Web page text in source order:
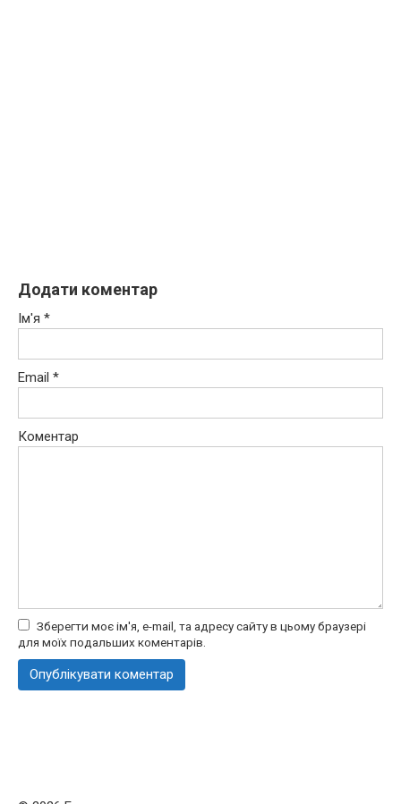
Додати коментар
Ім'я *
Email *
Коментар
Зберегти моє ім'я, e-mail, та адресу сайту в цьому браузері
для моїх подальших коментарів.